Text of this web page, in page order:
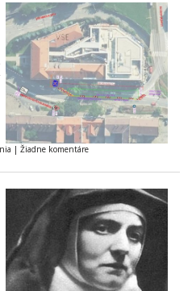
| Žiadne komentáre